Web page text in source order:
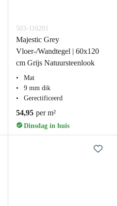
503-110201
Majestic Grey
Vloer-/Wandtegel | 60x120
cm Grijs Natuursteenlook
Mat
9 mm dik
Gerectificeerd
54,95 per m²
Dinsdag in huis